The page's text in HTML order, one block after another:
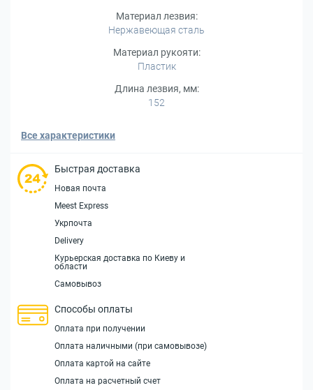
Материал лезвия:
Нержавеющая сталь
Материал рукояти:
Пластик
Длина лезвия, мм:
152
Все характеристики
Быстрая доставка
Новая почта
Meest Express
Укрпочта
Delivery
Курьерская доставка по Киеву и
области
Самовывоз
Способы оплаты
Оплата при получении
Оплата наличными (при самовывозе)
Оплата картой на сайте
Оплата на расчетный счет